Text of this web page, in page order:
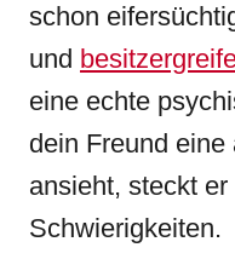
schon
und
eine echte
dein Freund
ansieht, steckt
Schwierigkeiten.